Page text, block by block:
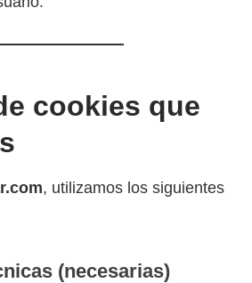
cookies que
.com, utilizamos los siguientes
(necesarias)